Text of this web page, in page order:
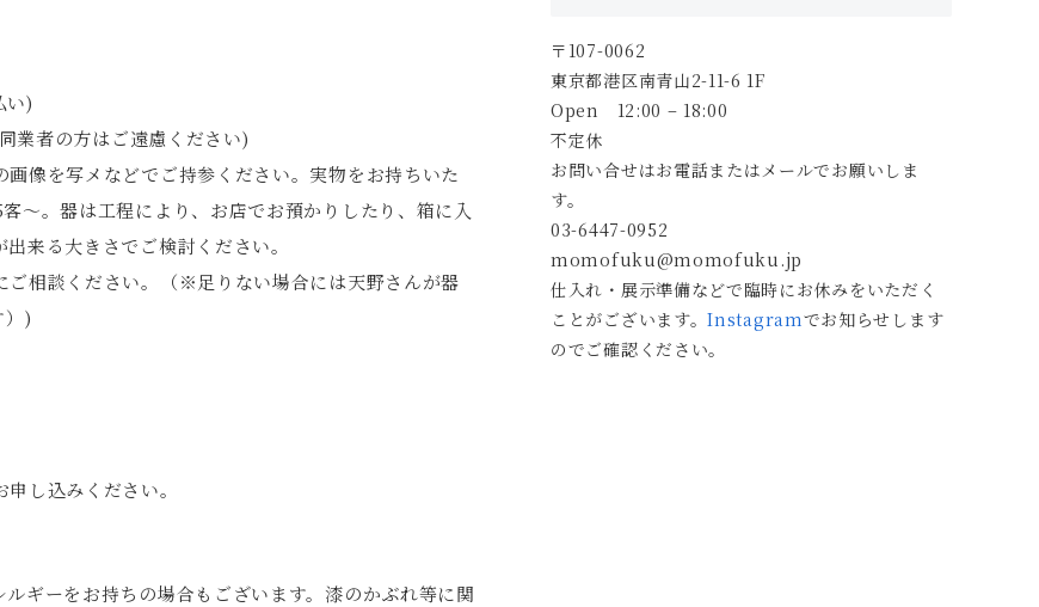
い)
者の方はご遠慮ください)
像を写メなどでご持参ください。実物をお持ちいた
〜。器は工程により、お店でお預かりしたり、箱に入
来る大きさでご検討ください。
相談ください。（※足りない場合には天野さんが器
)
し込みください。
ギーをお持ちの場合もございます。漆のかぶれ等に関
〒107-0062
東京都港区南青山2-11-6 1F
Open 12:00 – 18:00
不定休
お問い合せはお電話またはメールでお願いしま
す。
03-6447-0952
momofuku@momofuku.jp
仕入れ・展示準備などで臨時にお休みをいただく
ことがございます。Instagramでお知らせします
のでご確認ください。